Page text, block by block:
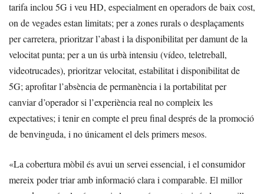
tarifa inclou 5G i veu HD, especialment en operadors de baix cost,
on de vegades estan limitats; per a zones rurals o desplaçaments
per carretera, prioritzar l’abast i la disponibilitat per damunt de la
velocitat punta; per a un ús urbà intensiu (vídeo, teletreball,
videotrucades), prioritzar velocitat, estabilitat i disponibilitat de
5G; aprofitar l’absència de permanència i la portabilitat per
canviar d’operador si l’experiència real no compleix les
expectatives; i tenir en compte el preu final després de la promoció
de benvinguda, i no únicament el dels primers mesos.
«La cobertura mòbil és avui un servei essencial, i el consumidor
mereix poder triar amb informació clara i comparable. El millor